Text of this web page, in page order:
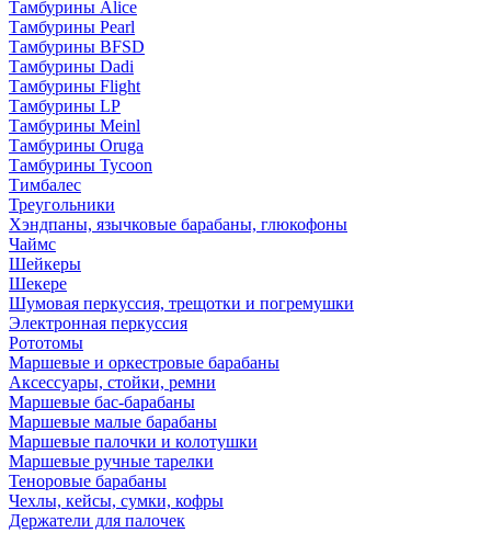
Тамбурины Alice
Тамбурины Pearl
Тамбурины BFSD
Тамбурины Dadi
Тамбурины Flight
Тамбурины LP
Тамбурины Meinl
Тамбурины Oruga
Тамбурины Tycoon
Тимбалес
Треугольники
Хэндпаны, язычковые барабаны, глюкофоны
Чаймс
Шейкеры
Шекере
Шумовая перкуссия, трещотки и погремушки
Электронная перкуссия
Рототомы
Маршевые и оркестровые барабаны
Аксессуары, стойки, ремни
Маршевые бас-барабаны
Маршевые малые барабаны
Маршевые палочки и колотушки
Маршевые ручные тарелки
Теноровые барабаны
Чехлы, кейсы, сумки, кофры
Держатели для палочек